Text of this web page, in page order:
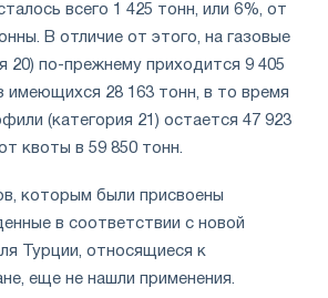
всего 1 425 тонн, или 6%, от
В отличие от этого, на газовые
20) по-прежнему приходится 9 405
имеющихся 28 163 тонн, в то время
(категория 21) остается 47 923
квоты в 59 850 тонн.
которым были присвоены
в соответствии с новой
Турции, относящиеся к
еще не нашли применения.